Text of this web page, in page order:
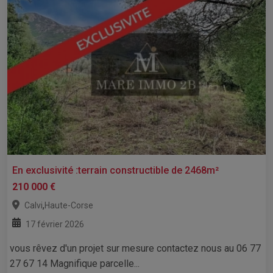
En exclusivité :terrain constructible de 2468m²
210 000 €
Calvi,Haute-Corse
17 février 2026
vous rêvez d'un projet sur mesure contactez nous au 06 77
27 67 14 Magnifique parcelle...